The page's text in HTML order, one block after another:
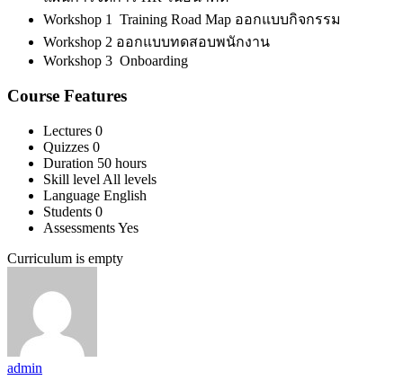
Workshop 1 Training Road Map ออกแบบกิจกรรม
Workshop 2 ออกแบบทดสอบพนักงาน
Workshop 3 Onboarding
Course Features
Lectures 0
Quizzes 0
Duration 50 hours
Skill level All levels
Language English
Students 0
AssessmentsYes
Curriculum is empty
admin